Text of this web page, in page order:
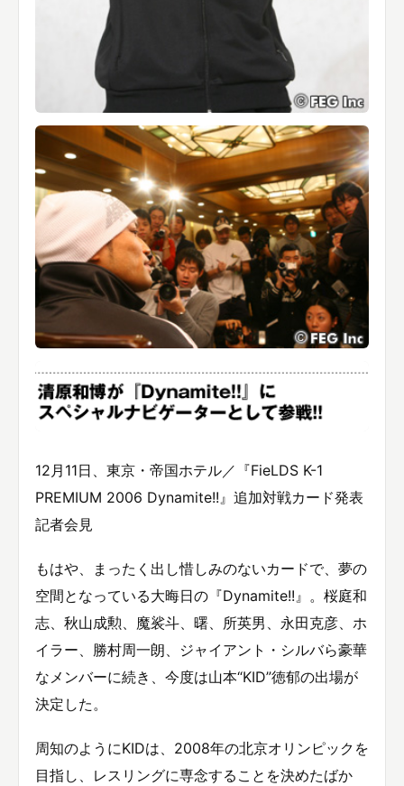
12月11日、東京・帝国ホテル／『FieLDS K-1
PREMIUM 2006 Dynamite!!』追加対戦カード発表
記者会見
もはや、まったく出し惜しみのないカードで、夢の
空間となっている大晦日の『Dynamite!!』。桜庭和
志、秋山成勲、魔裟斗、曙、所英男、永田克彦、ホ
イラー、勝村周一朗、ジャイアント・シルバら豪華
なメンバーに続き、今度は山本“KID”徳郁の出場が
決定した。
周知のようにKIDは、2008年の北京オリンピックを
目指し、レスリングに専念することを決めたばか